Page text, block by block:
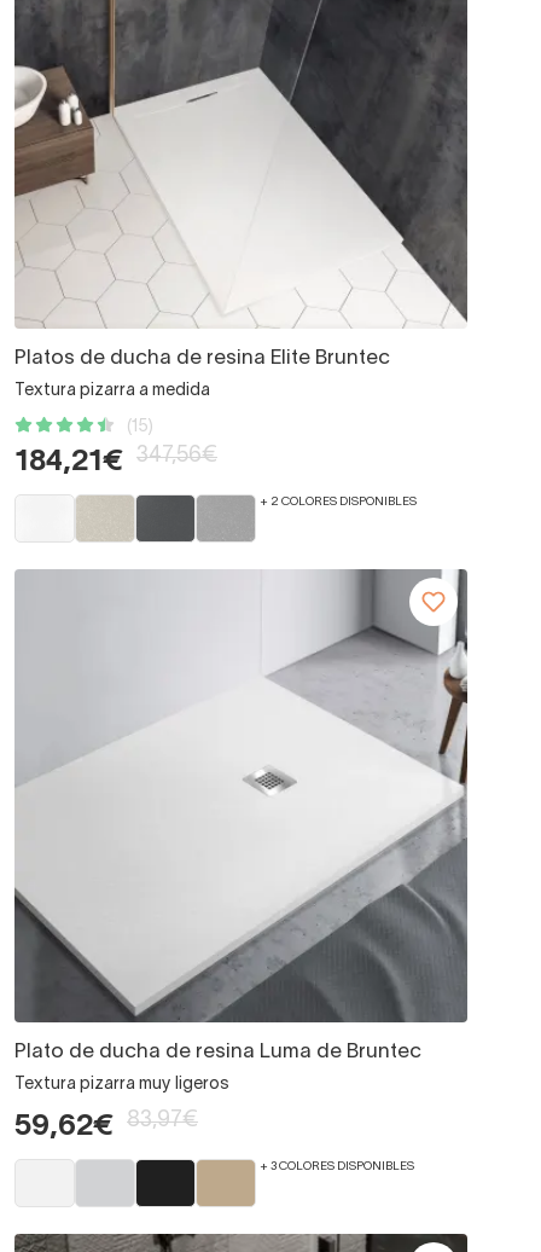
Platos de ducha de resina Elite Bruntec
Textura pizarra a medida
(15)
184,21€ 347,56€
+ 2 COLORES DISPONIBLES
Plato de ducha de resina Luma de Bruntec
Textura pizarra muy ligeros
59,62€ 83,97€
+ 3 COLORES DISPONIBLES